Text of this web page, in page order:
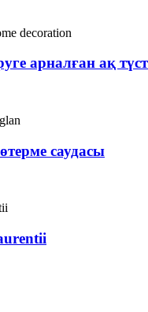
арналған ақ
саудасы